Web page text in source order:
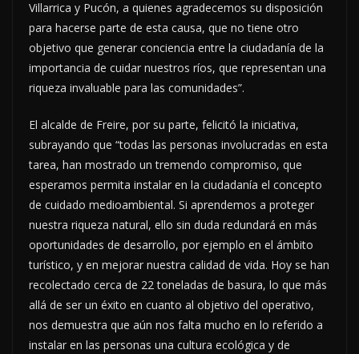
Villarrica y Pucón, a quienes agradecemos su disposición
para hacerse parte de esta causa, que no tiene otro
objetivo que generar conciencia entre la ciudadanía de la
importancia de cuidar nuestros ríos, que representan una
riqueza invaluable para las comunidades”.
El alcalde de Freire, por su parte, felicitó la iniciativa,
subrayando que “todas las personas involucradas en esta
tarea, han mostrado un tremendo compromiso, que
esperamos permita instalar en la ciudadanía el concepto
de cuidado medioambiental. Si aprendemos a proteger
nuestra riqueza natural, ello sin duda redundará en más
oportunidades de desarrollo, por ejemplo en el ámbito
turístico, y en mejorar nuestra calidad de vida. Hoy se han
recolectado cerca de 22 toneladas de basura, lo que más
allá de ser un éxito en cuanto al objetivo del operativo,
nos demuestra que aún nos falta mucho en lo referido a
instalar en las personas una cultura ecológica y de